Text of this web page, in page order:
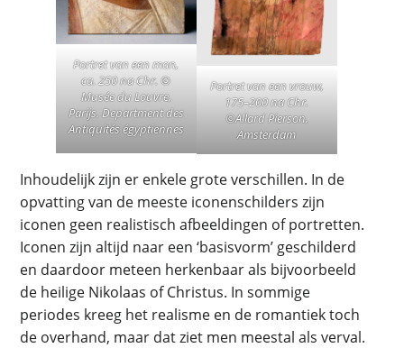
Portret van een man,
ca. 250 na Chr. ©
Musée du Louvre,
Parijs. Department des
Antiquités égyptiennes
Portret van een vrouw,
175–200 na Chr.
©Allard Pierson,
Amsterdam
Inhoudelijk zijn er enkele grote verschillen. In de
opvatting van de meeste iconenschilders zijn
iconen geen realistisch afbeeldingen of portretten.
Iconen zijn altijd naar een ‘basisvorm’ geschilderd
en daardoor meteen herkenbaar als bijvoorbeeld
de heilige Nikolaas of Christus. In sommige
periodes kreeg het realisme en de romantiek toch
de overhand, maar dat ziet men meestal als verval.